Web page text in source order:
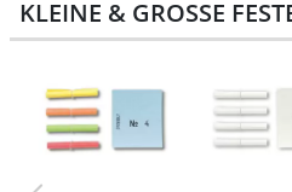
KLEINE & GROSSE FESTE